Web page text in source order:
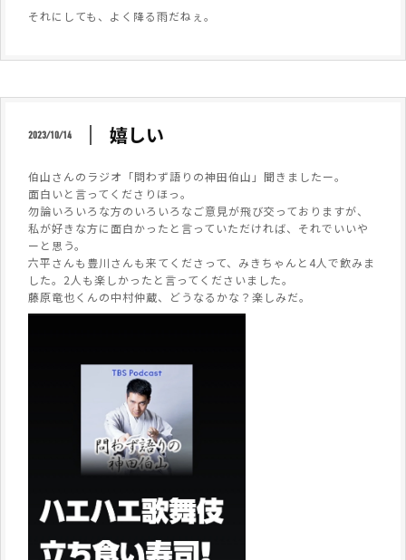
それにしても、よく降る雨だねぇ。
2023/10/14 嬉しい
伯山さんのラジオ「問わず語りの神田伯山」聞きましたー。
面白いと言ってくださりほっ。
勿論いろいろな方のいろいろなご意見が飛び交っておりますが、
私が好きな方に面白かったと言っていただければ、それでいいや
ーと思う。
六平さんも豊川さんも来てくださって、みきちゃんと4人で飲みま
した。2人も楽しかったと言ってくださいました。
藤原竜也くんの中村仲蔵、どうなるかな？楽しみだ。